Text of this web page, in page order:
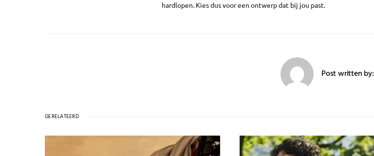
hardlopen. Kies dus voor een ontwerp dat bij jou past.
Post written by:
GERELATEERD